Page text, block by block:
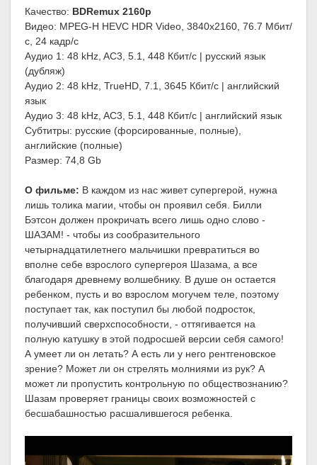
Качество: BDRemux 2160p
Видео: MPEG-H HEVC HDR Video, 3840x2160, 76.7 Мбит/
с, 24 кадр/с
Аудио 1: 48 kHz, AC3, 5.1, 448 Кбит/с | русский язык
(дубляж)
Аудио 2: 48 kHz, TrueHD, 7.1, 3645 Кбит/с | английский
язык
Аудио 3: 48 kHz, AC3, 5.1, 448 Кбит/с | английский язык
Субтитры: русские (форсированные, полные),
английские (полные)
Размер: 74,8 Gb
О фильме: В каждом из нас живет супергерой, нужна
лишь толика магии, чтобы он проявил себя. Билли
Бэтсон должен прокричать всего лишь одно слово -
ШАЗАМ! - чтобы из сообразительного
четырнадцатилетнего мальчишки превратиться во
вполне себе взрослого супергероя Шазама, а все
благодаря древнему волшебнику. В душе он остается
ребенком, пусть и во взрослом могучем теле, поэтому
поступает так, как поступил бы любой подросток,
получивший сверхспособности, - оттягивается на
полную катушку в этой подросшей версии себя самого!
А умеет ли он летать? А есть ли у него рентгеновское
зрение? Может ли он стрелять молниями из рук? А
может ли пропустить контрольную по обществознанию?
Шазам проверяет границы своих возможностей с
бесшабашностью расшалившегося ребенка.